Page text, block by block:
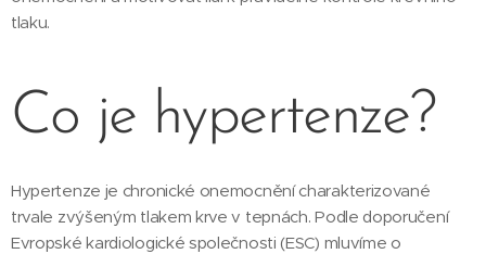
tlaku.
Co je hypertenze?
Hypertenze je chronické onemocnění charakterizované
trvale zvýšeným tlakem krve v tepnách. Podle doporučení
Evropské kardiologické společnosti (ESC) mluvíme o